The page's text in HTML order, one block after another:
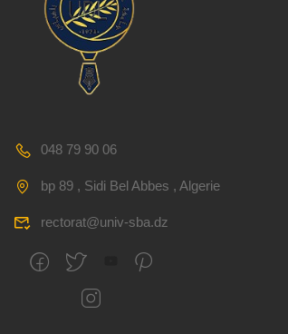
048 79 90 06
bp 89 , Sidi Bel Abbes , Algerie
rectorat@univ-sba.dz